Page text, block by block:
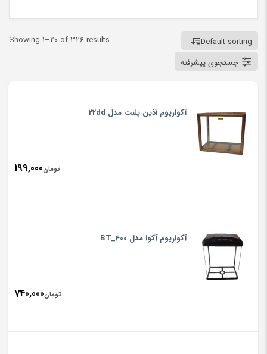
Showing 1–20 of 326 results
Default sorting
جستجوی پیشرفته
آکواریوم آذین پلنت مدل 22dd
تومان199,000
آکواریوم آکوا مدل BT_400
تومان740,000